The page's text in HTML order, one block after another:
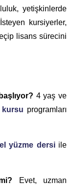
yetişkinlerde
kursiyerler,
lisans sürecini
4 yaş ve
programları
yüzme dersiile
Evet, uzman